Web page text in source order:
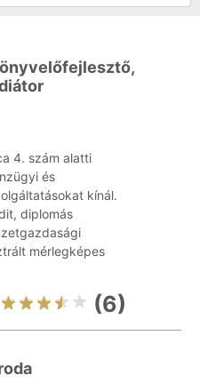
4. szám alatti
és
kínál.
diplomás
mérlegképes
(6)